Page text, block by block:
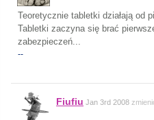
Teoretycznie tabletki działają od
Tabletki zaczyna się brać
zabezpieczeń...
--
Fiufiu Jan 3rd 2008